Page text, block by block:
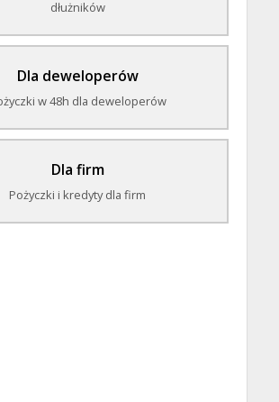
dłużników
Dla deweloperów
w 48h dla deweloperów
Dla firm
Pożyczki i kredyty dla firm